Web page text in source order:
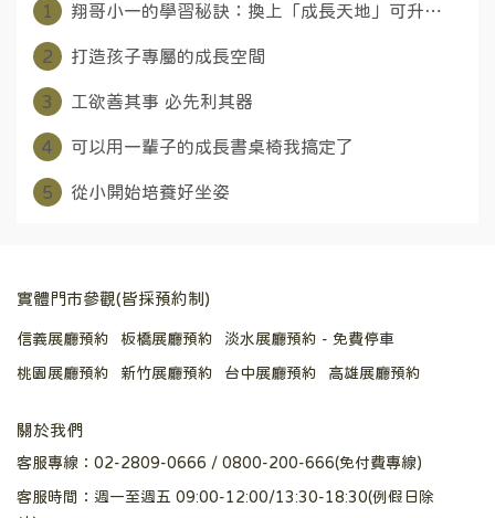
1 翔哥小一的學習秘訣：換上「成長天地」可升⋯
2 打造孩子專屬的成長空間
3 工欲善其事 必先利其器
4 ​ 可以用一輩子的成長書桌椅我搞定了
5 從小開始培養好坐姿
實體門市參觀(皆採預約制)
信義展廳預約 板橋展廳預約
淡水展廳預約 - 免費停車
桃園展廳預約
新竹展廳預約 台中展廳預約 高雄展廳預約
關於我們
客服專線：02-2809-0666 / 0800-200-666(免付費專線)
客服時間：週一至週五 09:00-12:00/13:30-18:30(例假日除